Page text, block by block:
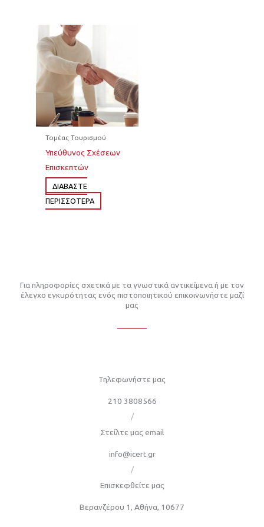
Τομέας Τουρισμού
Υπεύθυνος Σχέσεων
Επισκεπτών
ΔΙΆΒΑΣΤΕ
ΠΕΡΙΣΣΌΤΕΡΑ
Για πληροφορίες σχετικά με τα γνωστικά αντικείμενα ή με τον
έλεγχο εγκυρότητας ενός πιστοποιητικού επικοινωνήστε μαζί
μας
Τηλεφωνήστε μας
210 3808566
/
Στείλτε μας email
info@icert.gr
/
Επισκεφθείτε μας
Βερανζέρου 1, Αθήνα, 10677